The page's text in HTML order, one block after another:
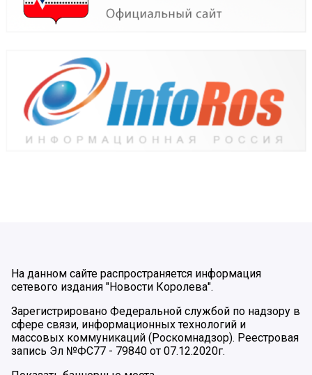
На данном сайте распространяется информация
сетевого издания "Новости Королева".
Зарегистрировано Федеральной службой по надзору в
сфере связи, информационных технологий и
массовых коммуникаций (Роскомнадзор). Реестровая
запись Эл №ФС77 - 79840 от 07.12.2020г.